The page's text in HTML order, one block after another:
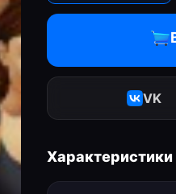
VK
Характеристики